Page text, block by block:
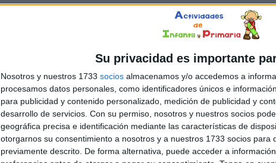
Su privacidad es importante
Nosotros y nuestros 1733 socios almacenamos y/o accedemos a
procesamos datos personales, como identificadores únicos e
para publicidad y contenido personalizado, medición de publicidad y
desarrollo de servicios. Con su permiso, nosotros y nuestros socios
geográfica precisa e identificación mediante las características de
otorgarnos su consentimiento a nosotros y a nuestros 1733 socios para
previamente descrito. De forma alternativa, puede acceder a